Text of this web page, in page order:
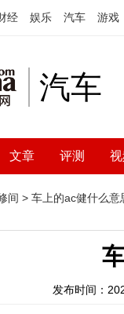
经 娱乐 汽车 游戏
汽车
文章 评测
间 > 车上的ac健什么意
发布时间：